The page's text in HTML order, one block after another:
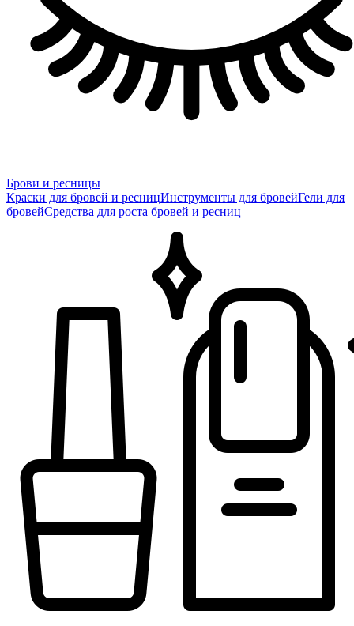
Брови и ресницы
Краски для бровей и ресницИнструменты для бровейГели для
бровейСредства для роста бровей и ресниц